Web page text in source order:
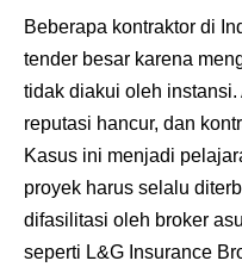
Beberapa kontraktor di
tender besar karena
tidak diakui oleh
reputasi hancur, dan
Kasus ini menjadi
proyek harus selalu
difasilitasi oleh broker
seperti L&G Insurance